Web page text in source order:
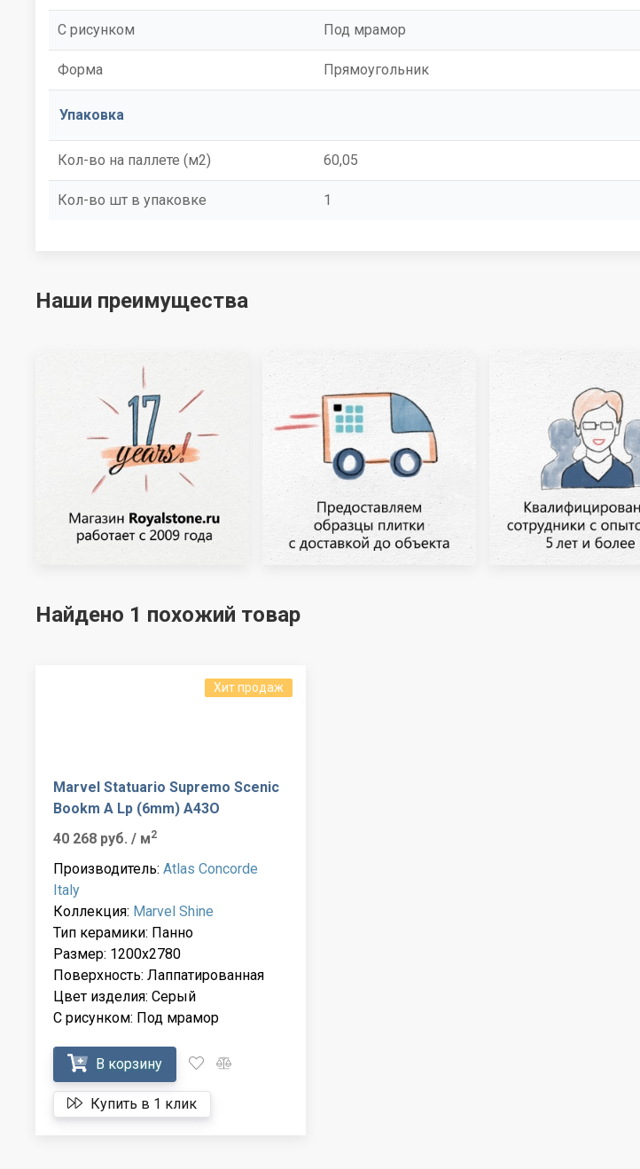
С рисунком Под мрамор
Форма Прямоугольник
Упаковка
Кол-во на паллете (м2) 60,05
Кол-во шт в упаковке 1
Наши преимущества
Найдено 1 похожий товар
Хит продаж
Marvel Statuario Supremo Scenic
Bookm A Lp (6mm) A43O
40 268 руб. / м2
Производитель: Atlas Concorde
Italy
Коллекция: Marvel Shine
Тип керамики: Панно
Размер: 1200x2780
Поверхность: Лаппатированная
Цвет изделия: Серый
С рисунком: Под мрамор
В корзину
Купить в 1 клик